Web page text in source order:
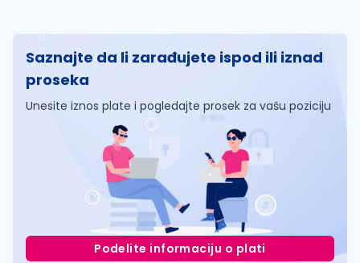
Saznajte da li zarađujete ispod ili iznad
proseka
Unesite iznos plate i pogledajte prosek za vašu poziciju
Podelite informaciju o plati